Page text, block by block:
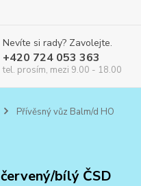
Nevíte si rady? Zavolejte.
+420 724 053 363
tel. prosím, mezi 9.00 - 18.00
Přívěsný vůz Balm/d HO
červený/bílý ČSD